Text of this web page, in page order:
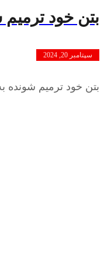
بتن خود
سپتامبر 20, 2024
بتن خود ترمیم شونده